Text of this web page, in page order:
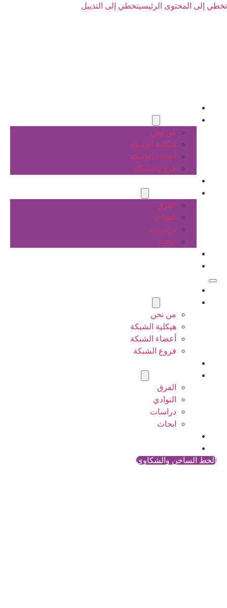
تخطي إلى المحتوى الرئيسيتخطي إلى التذييل
من نحن
هيكلية الشبكة
أعضاء الشبكة
فروع الشبكة
الفرق
النوادي
دراسات
ابحاث
من نحن
هيكلية الشبكة
أعضاء الشبكة
فروع الشبكة
الفرق
النوادي
دراسات
ابحاث
الخط الساخن والشكاوي